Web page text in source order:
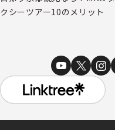
クシーツアー10のメリット